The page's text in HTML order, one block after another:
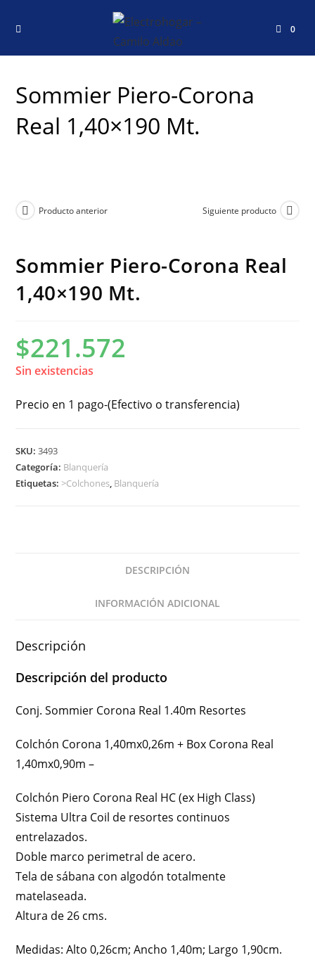
0
Sommier Piero-Corona
Real 1,40×190 Mt.
Producto anterior Siguiente producto
Sommier Piero-Corona Real
1,40×190 Mt.
$221.572
Sin existencias
Precio en 1 pago-(Efectivo o transferencia)
SKU:3493
Categoría: Blanquería
Etiquetas:>Colchones, Blanquería
DESCRIPCIÓN
INFORMACIÓN ADICIONAL
Descripción
Descripción del producto
Conj. Sommier Corona Real 1.40m Resortes
Colchón Corona 1,40mx0,26m + Box Corona Real
1,40mx0,90m –
Colchón Piero Corona Real HC (ex High Class)
Sistema Ultra Coil de resortes continuos
entrelazados.
Doble marco perimetral de acero.
Tela de sábana con algodón totalmente
matelaseada.
Altura de 26 cms.
Medidas: Alto 0,26cm; Ancho 1,40m; Largo 1,90cm.